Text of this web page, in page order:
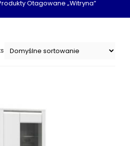
Otagowane „witryna”